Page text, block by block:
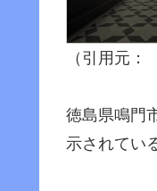
（引用元：
徳島県鳴門
示されてい